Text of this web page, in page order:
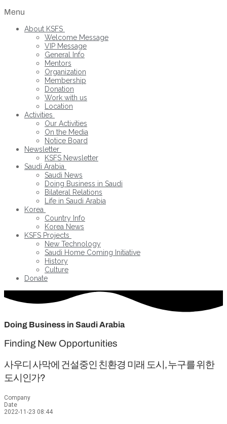
Menu
About KSFS
Welcome Message
VIP Message
General Info
Mentors
Organization
Membership
Donation
Work with us
Location
Activities
Our Activities
On the Media
Notice Board
Newsletter
KSFS Newsletter
Saudi Arabia
Saudi News
Doing Business in Saudi
Bilateral Relations
Life in Saudi Arabia
Korea
Country Info
Korea News
KSFS Projects
New Technology
Saudi Home Coming Initiative
History
Culture
Donate
Doing Business in Saudi Arabia
Finding New Opportunities
사우디 사막에 건설중인 친환경 미래 도시, 누구를 위한
도시인가?
Company
Date
2022-11-23 08:44